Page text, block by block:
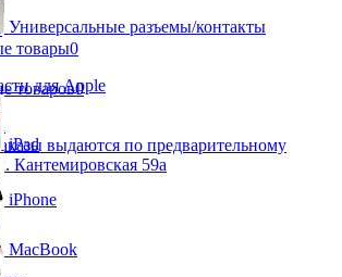
товары0
товаров0
выдаются по предварительному
Кантемировская 59а
Универсальные разъемы/контакты
для Apple
iPad
iPhone
MacBook